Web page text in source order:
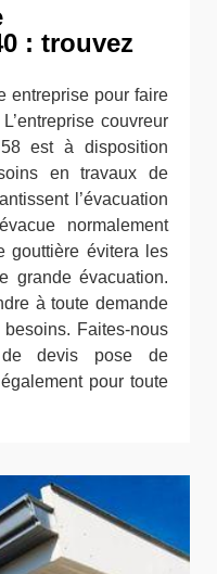
: trouvez
entreprise pour faire
couvreur
est à disposition
en travaux de
l’évacuation
normalement
gouttière évitera les
grande évacuation.
à toute demande
Faites-nous
de devis pose de
pour toute